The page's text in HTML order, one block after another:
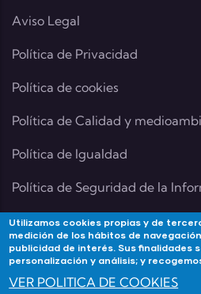
Aviso Legal
Política de Privacidad
Política de cookies
Política de Calidad y
Política de Igualdad
Política de Seguridad de la
Contacta
Utilizamos cookies propias y de
medición de los hábitos de
publicidad de interés. Sus finalidades
personalización y análisis; y
VER POLITICA DE COOKIES